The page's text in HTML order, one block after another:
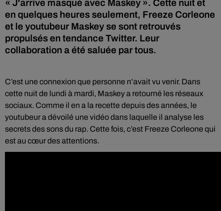
« J'arrive masqué avec Maskey ». Cette nuit et
en quelques heures seulement, Freeze Corleone
et le youtubeur Maskey se sont retrouvés
propulsés en tendance Twitter. Leur
collaboration a été saluée par tous.
C’est une connexion que personne n’avait vu venir. Dans
cette nuit de lundi à mardi, Maskey a retourné les réseaux
sociaux. Comme il en a la recette depuis des années, le
youtubeur a dévoilé une vidéo dans laquelle il analyse les
secrets des sons du rap. Cette fois, c’est Freeze Corleone qui
est au cœur des attentions.